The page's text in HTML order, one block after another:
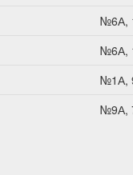
№6А,
№6А,
№1А,
№9А,